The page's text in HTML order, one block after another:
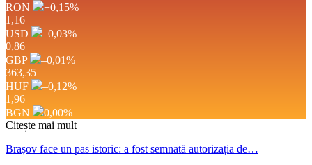
RON
+0,15%
1,16
USD
–0,03%
0,86
GBP
–0,01%
363,35
HUF
–0,12%
1,96
BGN
0,00%
Citește mai mult
Brașov face un pas istoric: a fost semnată autorizația de…